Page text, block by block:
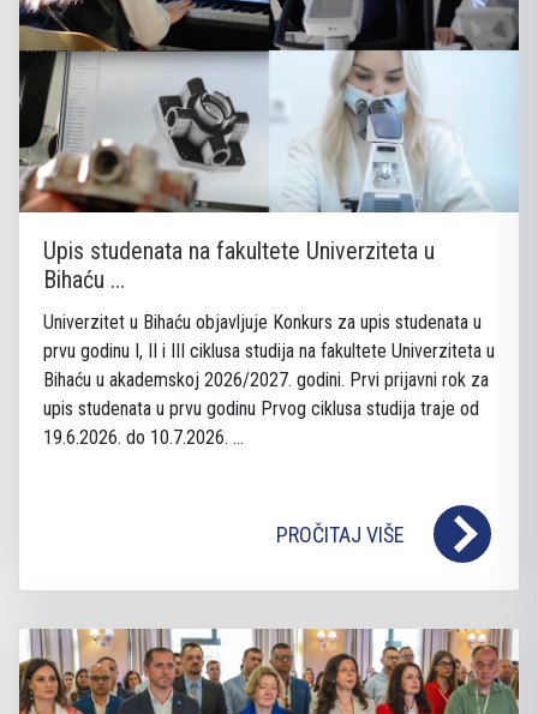
Upis studenata na fakultete Univerziteta u
Bihaću ...
Univerzitet u Bihaću objavljuje Konkurs za upis studenata u
prvu godinu I, II i III ciklusa studija na fakultete Univerziteta u
Bihaću u akademskoj 2026/2027. godini. Prvi prijavni rok za
upis studenata u prvu godinu Prvog ciklusa studija traje od
19.6.2026. do 10.7.2026. ...
PROČITAJ VIŠE